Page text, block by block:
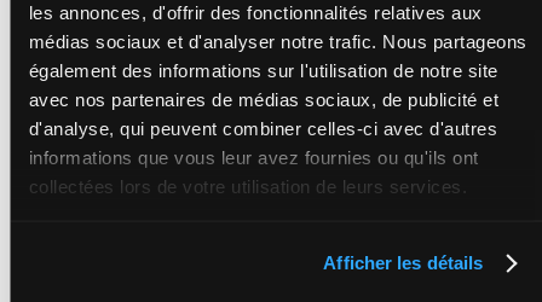
les annonces, d'offrir des fonctionnalités relatives aux
médias sociaux et d'analyser notre trafic. Nous partageons
également des informations sur l'utilisation de notre site
avec nos partenaires de médias sociaux, de publicité et
d'analyse, qui peuvent combiner celles-ci avec d'autres
informations que vous leur avez fournies ou qu'ils ont
collectées lors de votre utilisation de leurs services.
Afficher les détails